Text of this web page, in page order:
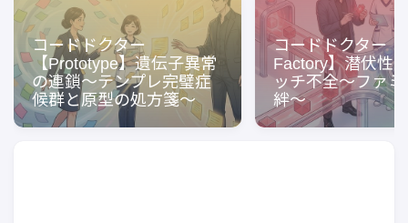
コードドクター
【Prototype】遺伝子異常
の連鎖〜テンプレ完璧症
候群と原型の処方箋〜
コードドクター【
Factory】潜伏性
ッチ不全〜ファ
絆〜